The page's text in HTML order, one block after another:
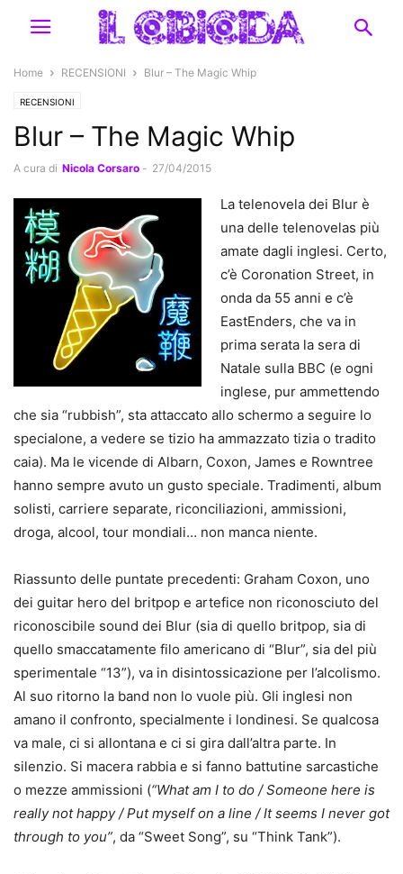
Home RECENSIONI Blur – The Magic Whip
RECENSIONI
Blur – The Magic Whip
A cura di Nicola Corsaro - 27/04/2015
La telenovela dei Blur è
una delle telenovelas più
amate dagli inglesi. Certo,
c’è Coronation Street, in
onda da 55 anni e c’è
EastEnders, che va in
prima serata la sera di
Natale sulla BBC (e ogni
inglese, pur ammettendo
che sia “rubbish”, sta attaccato allo schermo a seguire lo
specialone, a vedere se tizio ha ammazzato tizia o tradito
caia). Ma le vicende di Albarn, Coxon, James e Rowntree
hanno sempre avuto un gusto speciale. Tradimenti, album
solisti, carriere separate, riconciliazioni, ammissioni,
droga, alcool, tour mondiali… non manca niente.
Riassunto delle puntate precedenti: Graham Coxon, uno
dei guitar hero del britpop e artefice non riconosciuto del
riconoscibile sound dei Blur (sia di quello britpop, sia di
quello smaccatamente filo americano di “Blur”, sia del più
sperimentale “13”), va in disintossicazione per l’alcolismo.
Al suo ritorno la band non lo vuole più. Gli inglesi non
amano il confronto, specialmente i londinesi. Se qualcosa
va male, ci si allontana e ci si gira dall’altra parte. In
silenzio. Si macera rabbia e si fanno battutine sarcastiche
o mezze ammissioni (“What am I to do / Someone here is
really not happy / Put myself on a line / It seems I never got
through to you”, da “Sweet Song”, su “Think Tank”).